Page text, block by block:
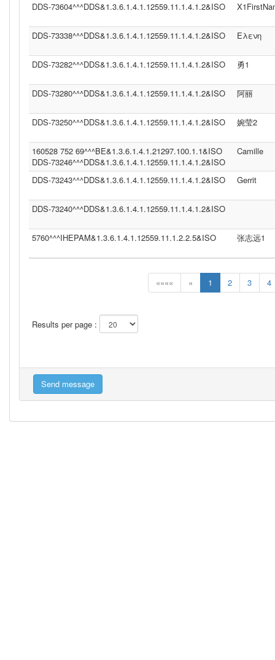
«««« « 1 2 3 4
Results per page :
DDS-73604^^^DDS&1.3.6.1.4.1.12559.11.1.4.1.2&ISO
DDS-73338^^^DDS&1.3.6.1.4.1.12559.11.1.4.1.2&ISO Ελενη
DDS-73282^^^DDS&1.3.6.1.4.1.12559.11.1.4.1.2&ISO 勇1
DDS-73280^^^DDS&1.3.6.1.4.1.12559.11.1.4.1.2&ISO 阿丽
DDS-73250^^^DDS&1.3.6.1.4.1.12559.11.1.4.1.2&ISO 婉莹2
160528 752 69^^^BE&1.3.6.1.4.1.21297.100.1.1&ISO
DDS-73246^^^DDS&1.3.6.1.4.1.12559.11.1.4.1.2&ISO
Camille
DDS-73243^^^DDS&1.3.6.1.4.1.12559.11.1.4.1.2&ISO Gerrit
DDS-73240^^^DDS&1.3.6.1.4.1.12559.11.1.4.1.2&ISO
5760^^^IHEPAM&1.3.6.1.4.1.12559.11.1.2.2.5&ISO 张志远1